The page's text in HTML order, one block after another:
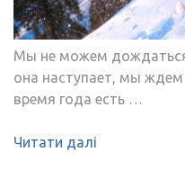
Мы не можем
она наступает, мы ждем
время года есть …
Читати далі